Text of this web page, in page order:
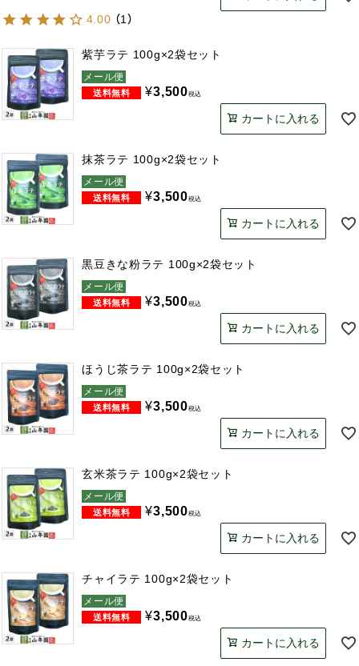
4.00 （1）
紫芋ラテ 100g×2袋セット
メール便
¥3,500税込
カートに入れる
抹茶ラテ 100g×2袋セット
メール便
¥3,500税込
カートに入れる
黒豆きな粉ラテ 100g×2袋セット
メール便
¥3,500税込
カートに入れる
ほうじ茶ラテ 100g×2袋セット
メール便
¥3,500税込
カートに入れる
玄米茶ラテ 100g×2袋セット
メール便
¥3,500税込
カートに入れる
チャイラテ 100g×2袋セット
メール便
¥3,500税込
カートに入れる